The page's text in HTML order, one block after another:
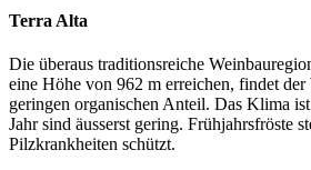
Terra Alta
Die überaus traditionsreiche
eine Höhe von 962 m erreichen, findet
geringen organischen Anteil. Das Klima
Jahr sind äusserst gering. Frühjahrsfröste
Pilzkrankheiten schützt.